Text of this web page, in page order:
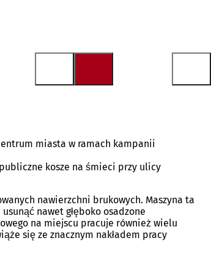
miasta w ramach kampanii
kosze na śmieci przy ulicy
nawierzchni brukowych. Maszyna ta
nawet głęboko osadzone
na miejscu pracuje również wielu
się ze znacznym nakładem pracy